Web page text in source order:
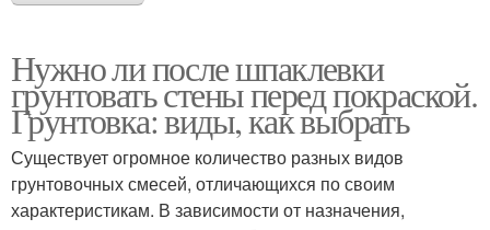
Нужно ли после шпаклевки
грунтовать стены перед покраской.
Грунтовка: виды, как выбрать
Существует огромное количество разных видов
грунтовочных смесей, отличающихся по своим
характеристикам. В зависимости от назначения,